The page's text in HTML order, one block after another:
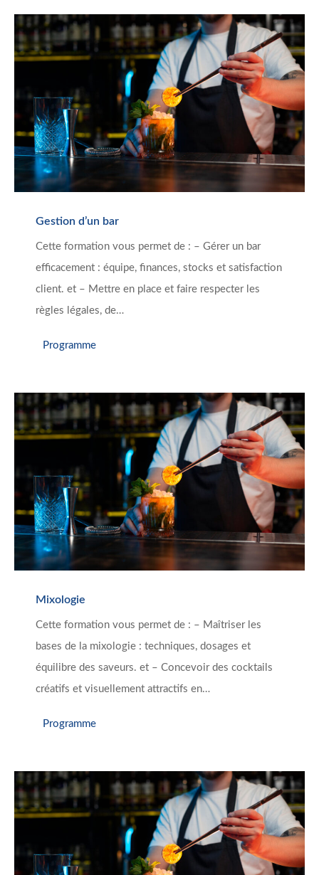
Gestion d’un bar
Cette formation vous permet de : – Gérer un bar
efficacement : équipe, finances, stocks et satisfaction
client. et – Mettre en place et faire respecter les
règles légales, de…
Programme
Mixologie
Cette formation vous permet de : – Maîtriser les
bases de la mixologie : techniques, dosages et
équilibre des saveurs. et – Concevoir des cocktails
créatifs et visuellement attractifs en…
Programme